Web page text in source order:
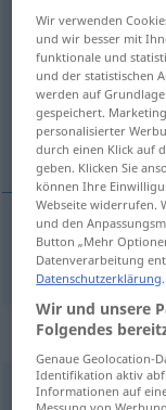
beitreten <trennb;-
Übersicht aller
(Für mehr Details
pristupiti
pristupiti (-upati) (
einemVereinbeitreten
Wir verwenden
und wir besser mit
funktionale und
und der statistischen
werden auf
gespeichert.
personalisierter
durch einen Klick auf
geben. Klicken Sie
können Ihre
Webseite widerrufen.
und den
Button „Mehr
Datenverarbeitung
Datenschutzerklärung
Wir und unsere
Folgendes
Genaue Geolocation-
Identifikation aktiv
Informationen auf